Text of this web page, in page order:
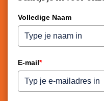
Volledige Naam
E-mail*